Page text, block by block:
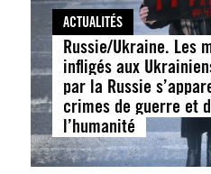
ACTUALITÉS
Russie/Ukraine. Les
infligés aux
par la Russie
crimes de guerre et
l’humanité